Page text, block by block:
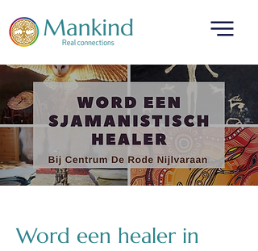
Word een healer in